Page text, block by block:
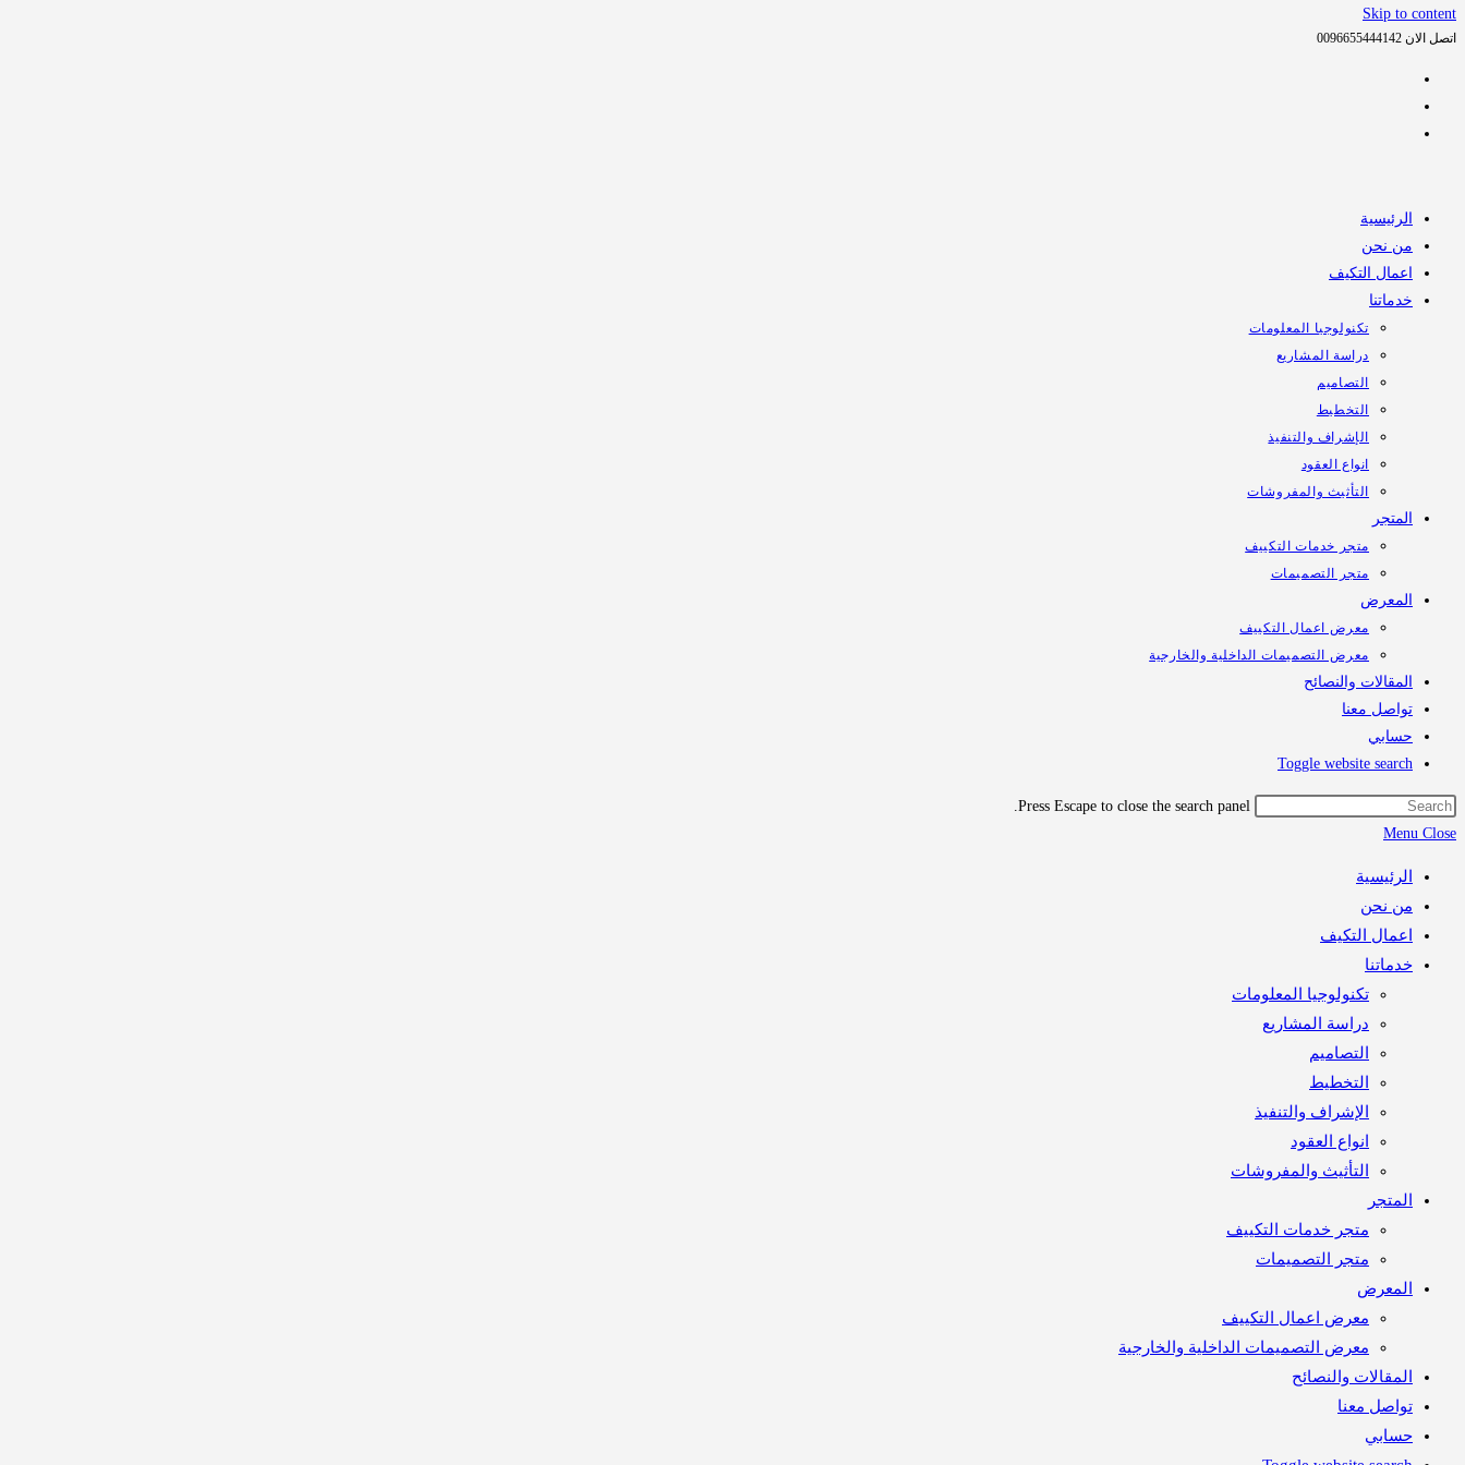
Skip to content
اتصل الان 0096655444142
الرئيسية
من نحن
اعمال التكيف
خدماتنا
تكنولوجيا المعلومات
دراسة المشاريع
التصاميم
التخطيط
الإشراف والتنفيذ
انواع العقود
التأثيث والمفروشات
المتجر
متجر خدمات التكييف
متجر التصميمات
المعرض
معرض اعمال التكييف
معرض التصميمات الداخلية والخارجية
المقالات والنصائح
تواصل معنا
حسابي
Toggle website search
Press Escape to close the search panel.
Menu Close
الرئيسية
من نحن
اعمال التكيف
خدماتنا
تكنولوجيا المعلومات
دراسة المشاريع
التصاميم
التخطيط
الإشراف والتنفيذ
انواع العقود
التأثيث والمفروشات
المتجر
متجر خدمات التكييف
متجر التصميمات
المعرض
معرض اعمال التكييف
معرض التصميمات الداخلية والخارجية
المقالات والنصائح
تواصل معنا
حسابي